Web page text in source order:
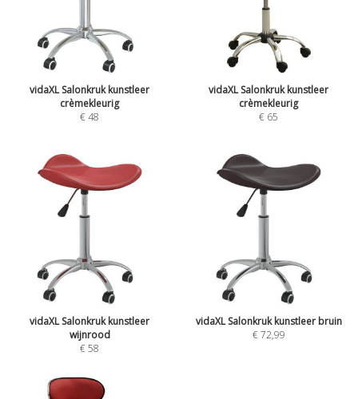
vidaXL Salonkruk kunstleer
crèmekleurig
€48
vidaXL Salonkruk kunstleer
crèmekleurig
€ 65
vidaXL Salonkruk kunstleer
wijnrood
€58
vidaXL Salonkruk kunstleer bruin
€72,99